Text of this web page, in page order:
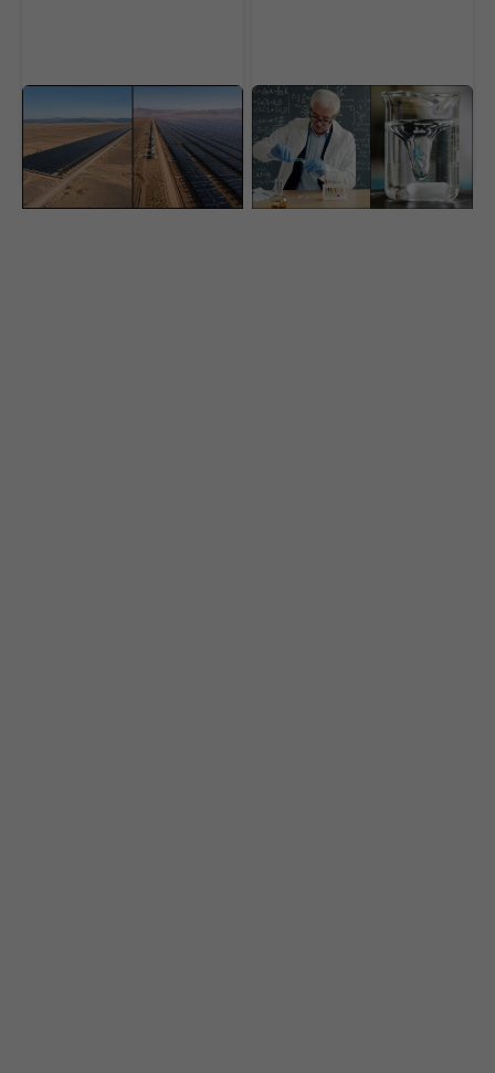
Čína buduje obrovský
„solárny múr“.
Megaprojekt má zastaviť
ekologickú pohromu
Energetický svet je na
nohách. Američania
vyrobili vodík za
rekordne nízku cenu